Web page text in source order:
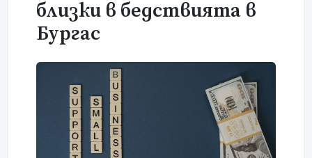
близки в бедствията в
Бургас